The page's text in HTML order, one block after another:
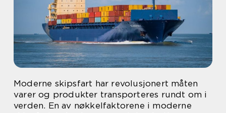
Moderne skipsfart har revolusjonert måten
varer og produkter transporteres rundt om i
verden. En av nøkkelfaktorene i moderne